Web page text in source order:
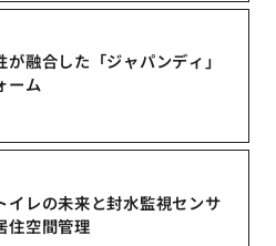
融合した「ジャパンディ」
ーム
イレの未来と封水監視センサ
住空間管理